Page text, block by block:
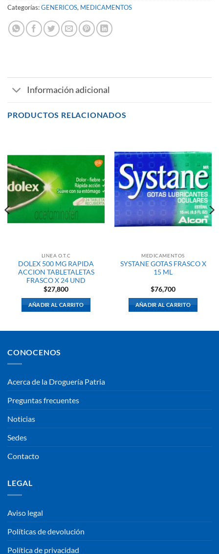
Categorías:GENERICOS, MEDICAMENTOS
Información adicional
PRODUCTOS RELACIONADOS
LINEA O.T.C
DOLEX 500 MG RAPIDA
ACCION TABLETALETAS
FRASCO X 24 UND
$27,800
AÑADIR AL CARRITO
MEDICAMENTOS
SYSTANE GOTAS FRASCO X
15 ML
$76,700
AÑADIR AL CARRITO
CONOCENOS
Acerca de la Droguería Patria
Preguntas frecuentes
Noticias
Sedes
Contacto
LEGAL
Aviso legal
Políticas de devolución
Política de privacidad